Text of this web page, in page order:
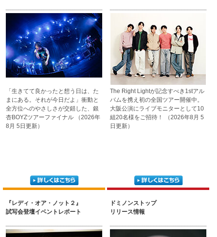
「生きてて良かったと想う 日は、た
まにある。それが今日だよ」衝動と
全方位へのやさしさが交錯した、銀
杏BOYZツアーファイナル
（2026年
8月 5日更新）
The Right Lightが記念すべき 1stアル
バムを携え初の全国ツアー開催中。
大阪公演にライブモニターとして10
組20名様をご招待！
（2026年8月 5
日更新）
『レディ・オア・ノット２』
試写会登壇イベントレポート
ドミノンストップ
リリース情報